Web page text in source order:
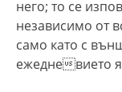
него; то се
независимо от
само като с
ежедневието